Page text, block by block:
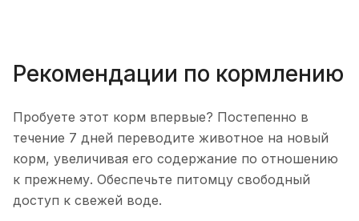
Рекомендации по кормлению
Пробуете этот корм впервые? Постепенно в
течение 7 дней переводите животное на новый
корм, увеличивая его содержание по отношению
к прежнему. Обеспечьте питомцу свободный
доступ к свежей воде.